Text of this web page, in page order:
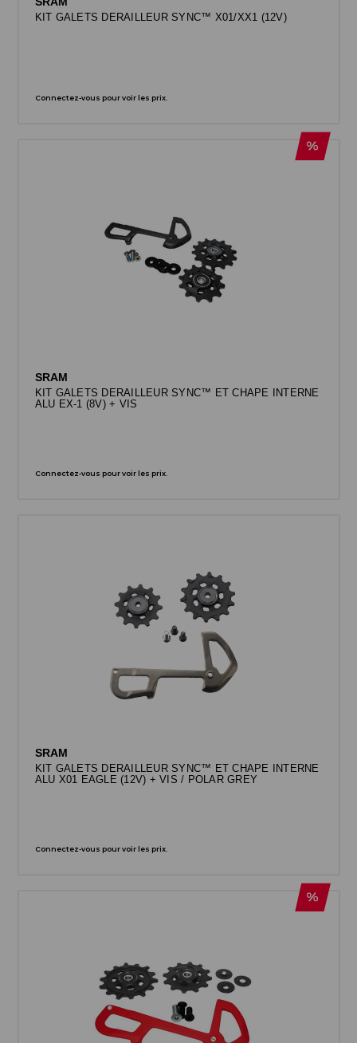
KIT GALETS DERAILLEUR SYNC™ X01/XX1 (12V)
Connectez-vous pour voir les prix.
SRAM
KIT GALETS DERAILLEUR SYNC™ ET CHAPE INTERNE
ALU EX-1 (8V) + VIS
Connectez-vous pour voir les prix.
SRAM
KIT GALETS DERAILLEUR SYNC™ ET CHAPE INTERNE
ALU X01 EAGLE (12V) + VIS / POLAR GREY
Connectez-vous pour voir les prix.